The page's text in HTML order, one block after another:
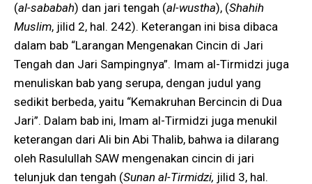
(al-sababah) dan jari tengah (al-wustha), (Shahih
Muslim, jilid 2, hal. 242). Keterangan ini bisa dibaca
dalam bab “Larangan Mengenakan Cincin di Jari
Tengah dan Jari Sampingnya”. Imam al-Tirmidzi juga
menuliskan bab yang serupa, dengan judul yang
sedikit berbeda, yaitu “Kemakruhan Bercincin di Dua
Jari”. Dalam bab ini, Imam al-Tirmidzi juga menukil
keterangan dari Ali bin Abi Thalib, bahwa ia dilarang
oleh Rasulullah SAW mengenakan cincin di jari
telunjuk dan tengah (Sunan al-Tirmidzi, jilid 3, hal.